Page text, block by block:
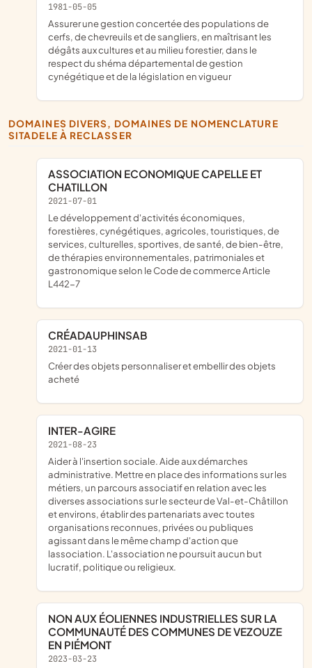
1981-05-05
assurer une gestion concertée des populations de
cerfs, de chevreuils et de sangliers, en maîtrisant les
dégâts aux cultures et au milieu forestier, dans le
respect du shéma départemental de gestion
cynégétique et de la législation en vigueur
DOMAINES DIVERS, DOMAINES DE NOMENCLATURE
SITADELE À RECLASSER
ASSOCIATION ECONOMIQUE CAPELLE ET
CHATILLON
2021-07-01
Le développement d'activités économiques,
forestières, cynégétiques, agricoles, touristiques, de
services, culturelles, sportives, de santé, de bien-être,
de thérapies environnementales, patrimoniales et
gastronomique selon le Code de commerce Article
L442-7
CRÉADAUPHINSAB
2021-01-13
créer des objets personnaliser et embellir des objets
acheté
INTER-AGIRE
2021-08-23
Aider à l'insertion sociale. Aide aux démarches
administrative. Mettre en place des informations sur les
métiers, un parcours associatif en relation avec les
diverses associations sur le secteur de Val-et-Châtillon
et environs, établir des partenariats avec toutes
organisations reconnues, privées ou publiques
agissant dans le même champ d'action que
lassociation. L'association ne poursuit aucun but
lucratif, politique ou religieux.
NON AUX ÉOLIENNES INDUSTRIELLES SUR LA
COMMUNAUTÉ DES COMMUNES DE VEZOUZE
EN PIÉMONT
2023-03-23